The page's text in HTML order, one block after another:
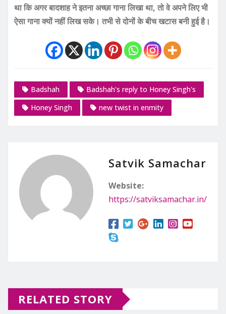
था कि अगर बादशाह ने इतना अच्छा गाना लिखा था, तो वे अपने लिए भी
ऐसा गाना क्यों नहीं लिख सके। तभी से दोनों के बीच खटास बनी हुई है।
Badshah
Badshah's reply to Honey Singh's
Honey Singh
new twist in enmity
Satvik Samachar
Website:
https://satviksamachar.in/
RELATED STORY